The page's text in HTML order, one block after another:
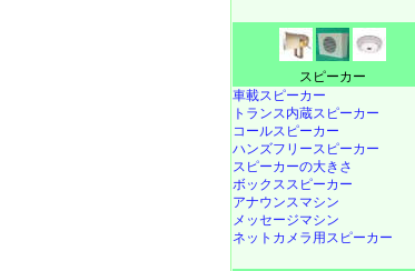
スピーカー
車載スピーカー
トランス内蔵スピーカー
コールスピーカー
ハンズフリースピーカー
スピーカーの大きさ
ボックススピーカー
アナウンスマシン
メッセージマシン
ネットカメラ用スピーカー